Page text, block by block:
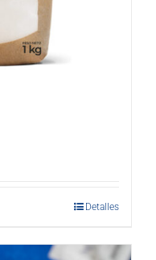
Detalles